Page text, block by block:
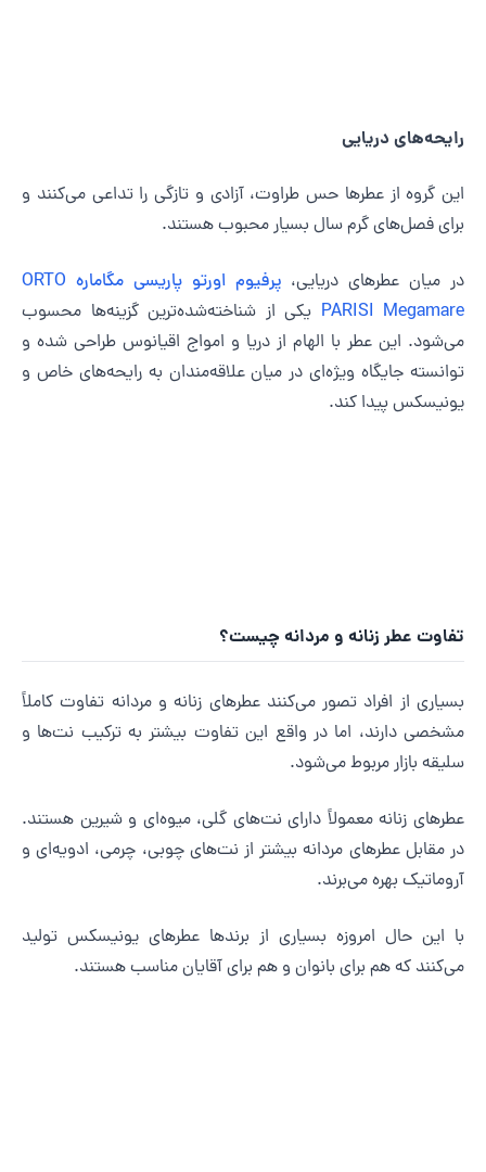
دریایی
گروه از عطرها حس طراوت، آزادی و تازگی را تداعی می‌کنند و
فصل‌های گرم سال بسیار محبوب هستند.
میان عطرهای دریایی،
پرفیوم اورتو پاریسی مگاماره ORTO
PARISIیکی از شناخته‌شده‌ترین گزینه‌ها محسوب
این عطر با الهام از دریا و امواج اقیانوس طراحی شده و
جایگاه ویژه‌ای در میان علاقه‌مندان به رایحه‌های خاص و
پیدا کند.
عطر زنانه و مردانه چیست؟
از افراد تصور می‌کنند عطرهای زنانه و مردانه تفاوت کاملاً
دارند، اما در واقع این تفاوت بیشتر به ترکیب نت‌ها و
بازار مربوط می‌شود.
زنانه معمولاً دارای نت‌های گلی، میوه‌ای و شیرین هستند.
مقابل عطرهای مردانه بیشتر از نت‌های چوبی، چرمی، ادویه‌ای و
بهره می‌برند.
این حال امروزه بسیاری از برندها عطرهای یونیسکس تولید
که هم برای بانوان و هم برای آقایان مناسب هستند.